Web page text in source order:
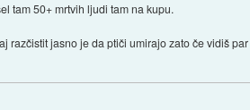
tam 50+ mrtvih ljudi tam na kupu.
razčistit jasno je da ptiči umirajo zato če vidiš